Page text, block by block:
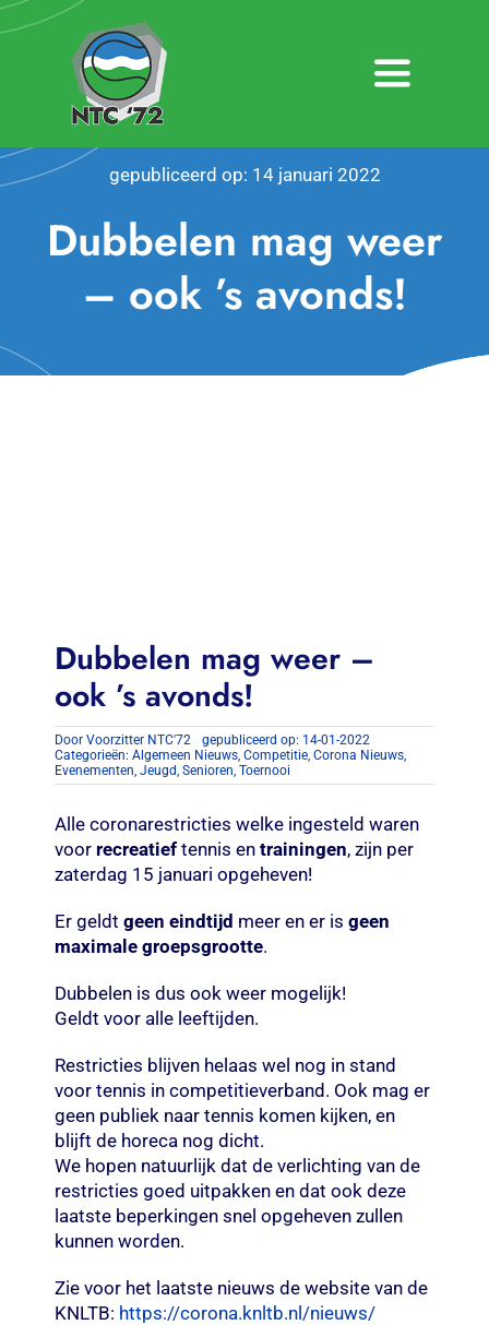
Ga
naar
Toggle
Home
gepubliceerd op: 14 januari 2022
Dubbelen mag weer
– ook ’s avonds!
Dubbelen mag weer –
ook ’s avonds!
Door Voorzitter NTC'72
gepubliceerd op: 14-01-2022
Categorieën: Algemeen Nieuws, Competitie, Corona Nieuws,
Evenementen Jeugd Senioren Toernooi
Alle coronarestricties welke ingesteld waren
voor recreatief tennis en trainingen, zijn per
zaterdag 15 januari opgeheven!
Er geldt geen eindtijd meer en er is geen
maximale groepsgrootte.
Dubbelen is dus ook weer mogelijk!
Geldt voor alle leeftijden.
Restricties blijven helaas wel nog in stand
voor tennis in competitieverband. Ook mag er
geen publiek naar tennis komen kijken, en
blijft de horeca nog dicht.
We hopen natuurlijk dat de verlichting van de
restricties goed uitpakken en dat ook deze
laatste beperkingen snel opgeheven zullen
kunnen worden.
Zie voor het laatste nieuws de website van de
KNLTB: https://corona.knltb.nl/nieuws/